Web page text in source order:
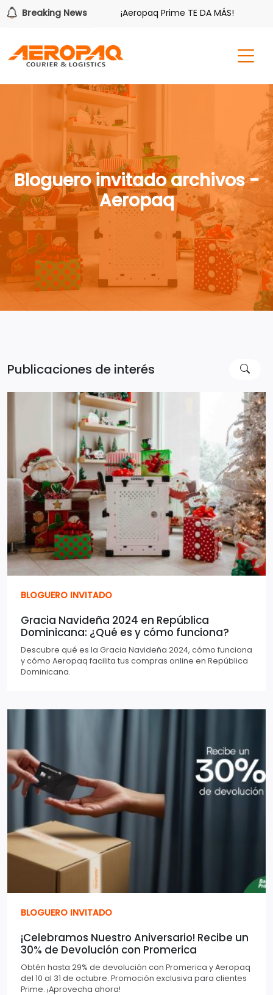
Breaking News
beneficios. ¡Aeropaq Prime TE DA MÁS!
Bloguero invitado archivos -
Aeropaq
Publicaciones de interés
BLOGUERO INVITADO
Gracia Navideña 2024 en República
Dominicana: ¿Qué es y cómo funciona?
Descubre qué es la Gracia Navideña 2024, cómo funciona
y cómo Aeropaq facilita tus compras online en República
Dominicana.
BLOGUERO INVITADO
¡Celebramos Nuestro Aniversario! Recibe un
30% de Devolución con Promerica
Obtén hasta 29% de devolución con Promerica y Aeropaq
del 10 al 31 de octubre. Promoción exclusiva para clientes
Prime. ¡Aprovecha ahora!